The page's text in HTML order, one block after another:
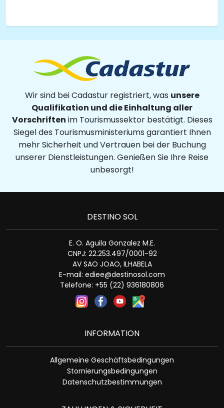
Wir sind bei Cadastur registriert, was unsere
Qualifikation und die Einhaltung aller
Vorschriften im Tourismussektor bestätigt. Dieses
Siegel des Tourismusministeriums garantiert Ihnen
mehr Sicherheit und Vertrauen bei der Buchung
unserer Dienstleistungen. Genießen Sie Ihre Reise
unbesorgt!
DESTINO SOL
E. O. Aguila Gonzalez M.E.
CNPJ: 22.253.497/0001-92
AV SAO JOAO, ILHABELA
E-mail: ediee@destinosol.com
Telefone: +55 (22) 936180806
INFORMATION
Allgemeine Geschäftsbedingungen
Stornierungsbedingungen
Datenschutzbestimmungen